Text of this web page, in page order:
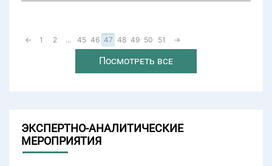
← 1 2 ... 45 46 47 48 49 50 51 →
Посмотреть все
ЭКСПЕРТНО-АНАЛИТИЧЕСКИЕ
МЕРОПРИЯТИЯ